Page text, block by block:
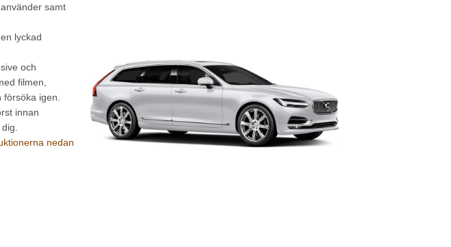
samt
lyckad
och
filmen,
igen.
innan
nedan